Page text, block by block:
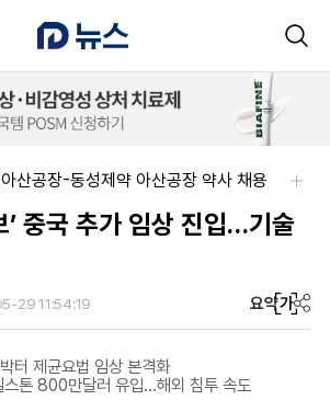
산공장-동성제약 아산공장 약사 채용
’ 중국 추가 임상 진입…기술
29 11:54:19 요약가
터 제균요법 임상 본격화
스톤 800만달러 유입...해외 침투 속도